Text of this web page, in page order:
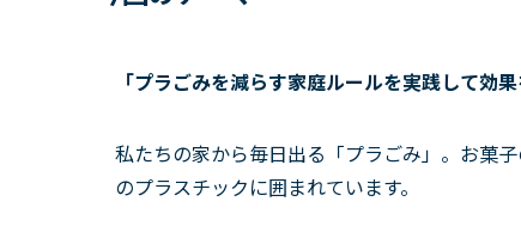
「プラごみを減らす家庭ルールを実践して効
私たちの家から毎日出る「プラごみ」。お菓
のプラスチックに囲まれています。